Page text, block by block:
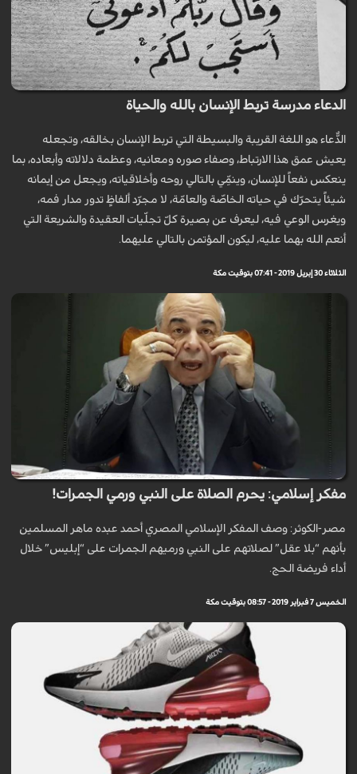
الدعاء مدرسة تربط الإنسان بالله والحياة
الدُّعاء هو اللغة القريبة والبسيطة التي تربط الإنسان بخالقه، وتجعله
يعيش عمق هذا الارتباط، وصفاء صوره ومعانيه، وعظمة دلالاته وأبعاده، بما
ينعكس نفعاً للإنسان، وينمِّي بالتالي روحه وأخلاقياته، ويجعل من إيمانه
شيئاً يتحرّك في حياته الخاصّة والعامّة، لا مجرّد ألفاظٍ تدور مدار فمه،
ويغرس الوعي فيه، ليعرف عن بصيرة كلّ تجلّيات العقيدة والشريعة التي
أنعم الله بهما عليه، ليكون المؤتمن بالتالي عليهما.
الثلاثاء 30 إبريل 2019 - 07:41 بتوقيت مكة
مفكر إسلامي: يحرم الصلاة على النبي ورمي الجمرات!
مصر-الكوثر: وصف المفكر الإسلامي المصري أحمد عبده ماهر المسلمين
بأنهم “بلا عقل” لصلاتهم على النبي ورميهم الجمرات على “إبليس” خلال
أداء فريضة الحج.
الخميس 7 فبراير 2019 - 08:57 بتوقيت مكة